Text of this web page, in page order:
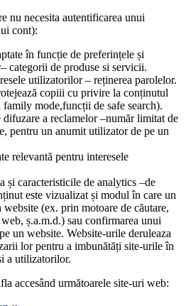
nu necesita autentificarea unui
cont):
în funcție de preferințele și
categorii de produse si servicii.
utilizatorilor – reținerea parolelor.
copiii cu privire la conținutul
mode,funcții de safe search).
a reclamelor –număr limitat de
pentru un anumit utilizator de pe un
relevantă pentru interesele
și caracteristicile de analytics –de
este vizualizat și modul în care un
(ex. prin motoare de căutare,
ș.a.m.d.) sau confirmarea unui
un website. Website-urile deruleaza
lor pentru a imbunătăți site-urile în
a utilizatorilor.
accesând următoarele site-uri web: